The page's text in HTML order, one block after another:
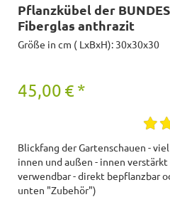
Pflanzkübel der
Fiberglas anthrazit
Größe in cm ( LxBxH): 30x30x30
45,00 € *
Blickfang der Gartenschauen -
innen und außen - innen
verwendbar - direkt bepflanzbar
unten "Zubehör")